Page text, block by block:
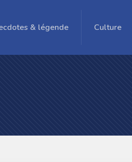
& légende Culture